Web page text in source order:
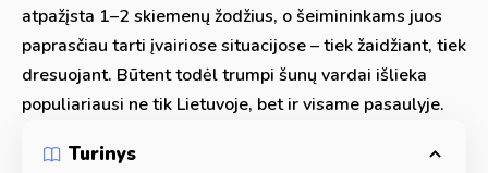
atpažįsta 1–2 skiemenų žodžius, o šeimininkams juos
paprasčiau tarti įvairiose situacijose – tiek žaidžiant, tiek
dresuojant. Būtent todėl trumpi šunų vardai išlieka
populiariausi ne tik Lietuvoje, bet ir visame pasaulyje.
Turinys